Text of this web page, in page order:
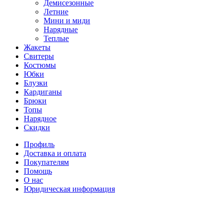
Демисезонные
Летние
Мини и миди
Нарядные
Теплые
Жакеты
Свитеры
Костюмы
Юбки
Блузки
Кардиганы
Брюки
Топы
Нарядное
Скидки
Профиль
Доставка и оплата
Покупателям
Помощь
О нас
Юридическая информация